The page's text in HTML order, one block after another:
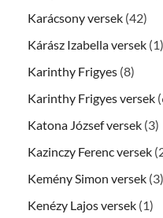
Karácsony versek (42)
Kárász Izabella versek (1)
Karinthy Frigyes (8)
Karinthy Frigyes versek
Katona József versek (3)
Kazinczy Ferenc versek
Kemény Simon versek (3)
Kenézy Lajos versek (1)